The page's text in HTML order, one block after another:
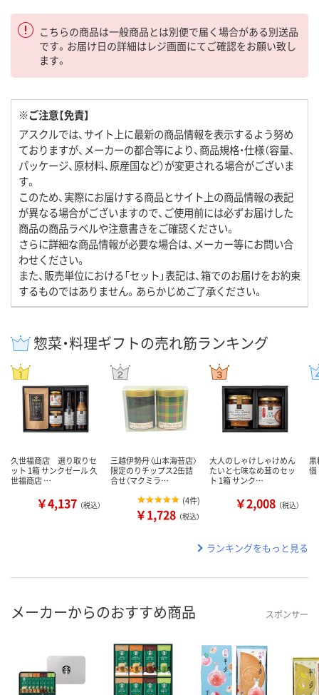
こちらの商品は一般商品とは別便で届く場合がある別送品
です。お届け日の詳細はレジ画面にてご確認をお願い致し
ます。
※ご注意【免責】
アスクルでは、サイト上に最新の商品情報を表示するよう努め
ておりますが、メーカーの都合等により、商品規格・仕様（容量、
パッケージ、原材料、原産国など）が変更される場合がございま
す。
このため、実際にお届けする商品とサイト上の商品情報の表記
が異なる場合がございますので、ご使用前には必ずお届けした
商品の商品ラベルや注意書きをご確認ください。
さらに詳細な商品情報が必要な場合は、メーカー等にお問い合
わせください。
また、販売単位における「セット」表記は、箱でのお届けをお約束
するものではありません。あらかじめご了承ください。
惣菜・料理ギフトの売れ筋ランキング
久世福商店 選り取りセ
ット 1箱 サンクゼール 久
世福商店 …
￥4,137 （税込）
三越伊勢丹〈山本海苔店〉
限定のりチップス2缶詰
合せ（マクミラ…
(4件)
￥1,728 （税込）
大人のしゃけしゃけめん
たいと七味なめ茸のセッ
ト 1箱 サンク…
￥2,008 （税込）
黒
個
ランキングをもっと見る
メーカーからのおすすめ商品 スポンサー